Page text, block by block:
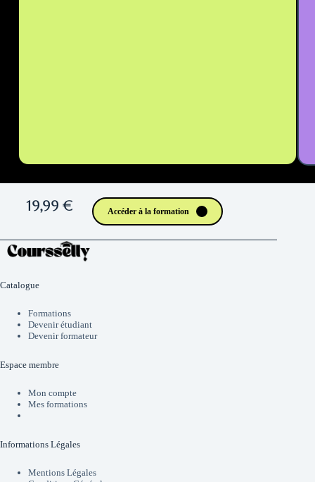
19,99 € Accéder à la formation
Catalogue
Formations
Devenir étudiant
Devenir formateur
Espace membre
Mon compte
Mes formations
Informations Légales
Mentions Légales